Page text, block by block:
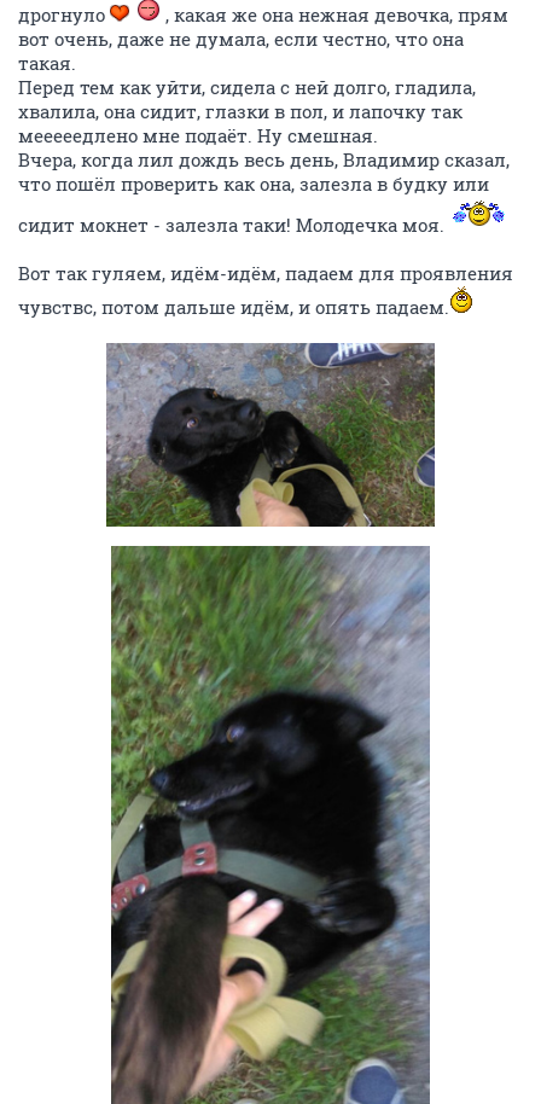
дрогнуло
, какая же она нежная девочка, прям
вот очень, даже не думала, если честно, что она
такая.
Перед тем как уйти, сидела с ней долго, гладила,
хвалила, она сидит, глазки в пол, и лапочку так
мееееедлено мне подаёт. Ну смешная.
Вчера, когда лил дождь весь день, Владимир сказал,
что пошёл проверить как она, залезла в будку или
сидит мокнет - залезла таки! Молодечка моя.
Вот так гуляем, идём-идём, падаем для проявления
чувствс, потом дальше идём, и опять падаем.